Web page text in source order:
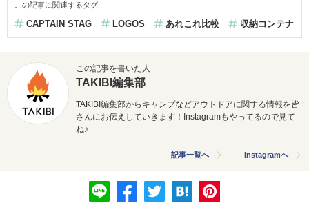
この記事に関連するタグ
CAPTAIN STAG LOGOS あれこれ比較 収納コンテナ
この記事を書いた人
TAKIBI編集部
TAKIBI編集部からキャンプなどアウトドアに関する情報を皆
さんにお伝えしていきます！Instagramもやってるので見て
ね♪
記事一覧へ Instagramへ